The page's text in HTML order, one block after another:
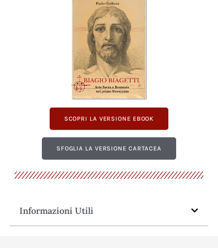
SCOPRI LA VERSIONE EBOOK
SFOGLIA LA VERSIONE CARTACEA
Informazioni Utili